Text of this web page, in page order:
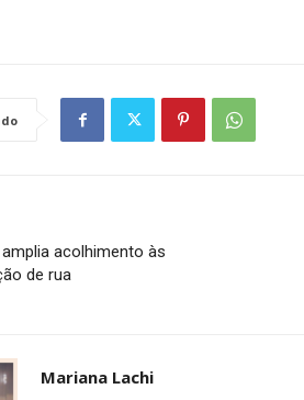
acolhimento às
de rua
Mariana Lachi